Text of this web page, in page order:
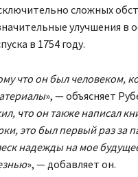
сложных
улучшения в
в 1754 году.
что он был человеком,
», — объясняет
что он также написал
это был первый раз за
надежды на мое
», — добавляет он.